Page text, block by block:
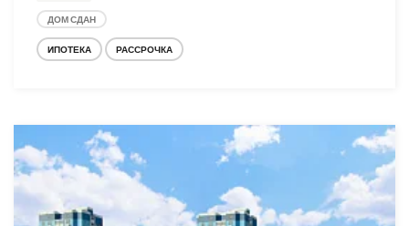
ДОМ СДАН
ИПОТЕКА РАССРОЧКА